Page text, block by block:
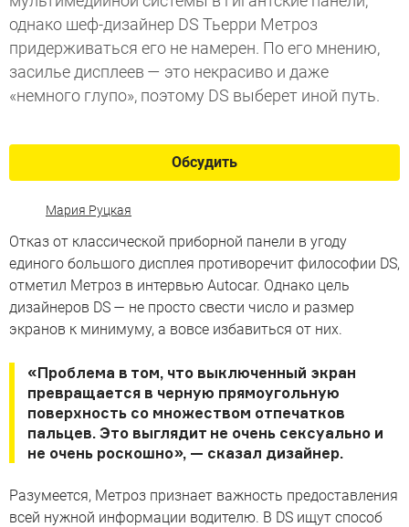
однако шеф-дизайнер DS Тьерри Метроз
придерживаться его не намерен. По его мнению,
засилье дисплеев — это некрасиво и даже
«немного глупо», поэтому DS выберет иной путь.
Обсудить
Мария Руцкая
Отказ от классической приборной панели в угоду
единого большого дисплея противоречит философии DS,
отметил Метроз в интервью Autocar. Однако цель
дизайнеров DS — не просто свести число и размер
экранов к минимуму, а вовсе избавиться от них.
«Проблема в том, что выключенный экран
превращается в черную прямоугольную
поверхность со множеством отпечатков
пальцев. Это выглядит не очень сексуально и
не очень роскошно», — сказал дизайнер.
Разумеется, Метроз признает важность предоставления
всей нужной информации водителю. В DS ищут способ